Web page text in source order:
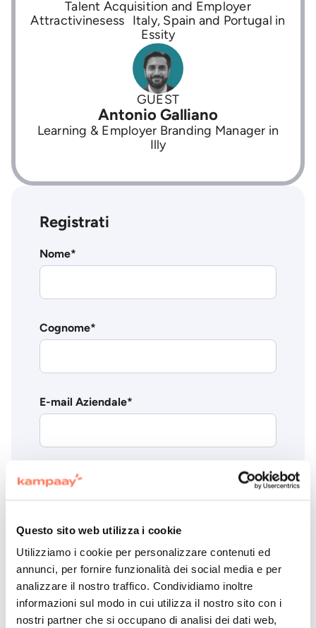
Questo sito web utilizza i cookie
Utilizziamo i cookie per personalizzare contenuti ed
annunci, per fornire funzionalità dei social media e per
analizzare il nostro traffico. Condividiamo inoltre
informazioni sul modo in cui utilizza il nostro sito con i
nostri partner che si occupano di analisi dei dati web,
Talent Acquisition and Employer
Attractivinesess Italy, Spain and Portugal in
Essity
GUEST
Antonio Galliano
Learning & Employer Branding Manager in
Illy
Registrati
Nome*
Cognome*
E-mail Aziendale*
Numero di telefono
Azienda*
Mansione*